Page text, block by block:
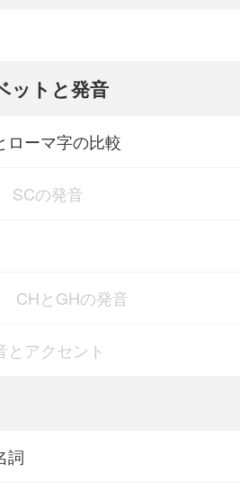
ットと発音
ローマ字の比較
の発音
CHとGHの発音
とアクセント
詞